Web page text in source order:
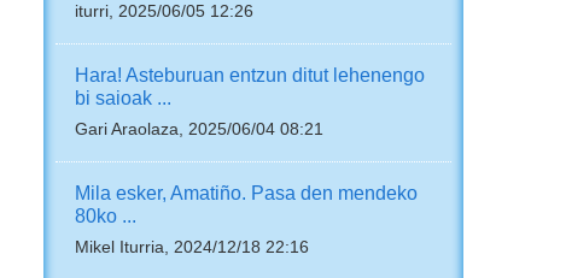
iturri, 2025/06/05 12:26
Hara! Asteburuan entzun ditut lehenengo
bi saioak ...
Gari Araolaza, 2025/06/04 08:21
Mila esker, Amatiño. Pasa den mendeko
80ko ...
Mikel Iturria, 2024/12/18 22:16